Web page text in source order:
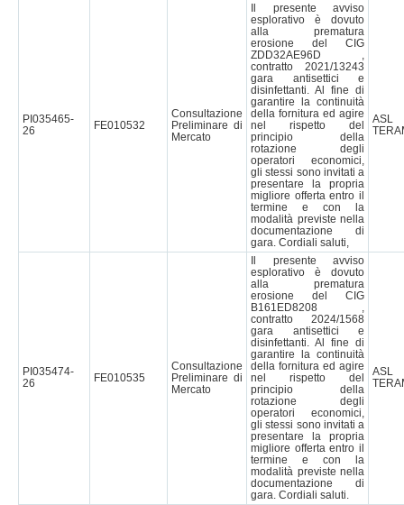
PI035465-
26
FE010532
Consultazione
Preliminare di
Mercato
Il presente avviso
esplorativo è dovuto
alla prematura
erosione del CIG
ZDD32AE96D ,
contratto 2021/13243
gara antisettici e
disinfettanti. Al fine di
garantire la continuità
della fornitura ed agire
nel rispetto del
principio della
rotazione degli
operatori economici,
gli stessi sono invitati a
presentare la propria
migliore offerta entro il
termine e con la
modalità previste nella
documentazione di
gara. Cordiali saluti,
PI035474-
26
FE010535
Consultazione
Preliminare di
Mercato
Il presente avviso
esplorativo è dovuto
alla prematura
erosione del CIG
B161ED8208 ,
contratto 2024/1568
gara antisettici e
disinfettanti. Al fine di
garantire la continuità
della fornitura ed agire
nel rispetto del
principio della
rotazione degli
operatori economici,
gli stessi sono invitati a
presentare la propria
migliore offerta entro il
termine e con la
modalità previste nella
documentazione di
gara. Cordiali saluti.